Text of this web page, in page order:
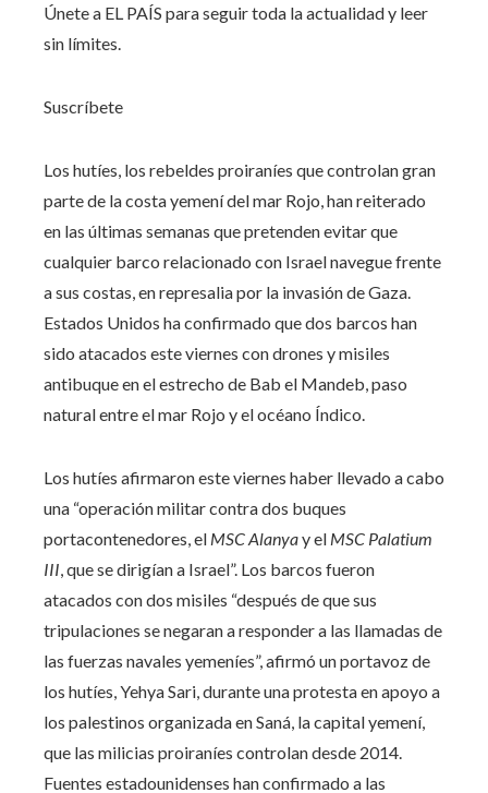
Únete a EL PAÍS para seguir toda la actualidad y leer
sin límites.
Suscríbete
Los hutíes, los rebeldes proiraníes que controlan gran
parte de la costa yemení del mar Rojo, han reiterado
en las últimas semanas que pretenden evitar que
cualquier barco relacionado con Israel navegue frente
a sus costas, en represalia por la invasión de Gaza.
Estados Unidos ha confirmado que dos barcos han
sido atacados este viernes con drones y misiles
antibuque en el estrecho de Bab el Mandeb, paso
natural entre el mar Rojo y el océano Índico.
Los hutíes afirmaron este viernes haber llevado a cabo
una “operación militar contra dos buques
portacontenedores, el MSC Alanyay el MSC Palatium
III , que se dirigían a Israel”. Los barcos fueron
atacados con dos misiles “después de que sus
tripulaciones se negaran a responder a las llamadas de
las fuerzas navales yemeníes”, afirmó un portavoz de
los hutíes, Yehya Sari, durante una protesta en apoyo a
los palestinos organizada en Saná, la capital yemení,
que las milicias proiraníes controlan desde 2014.
Fuentes estadounidenses han confirmado a las